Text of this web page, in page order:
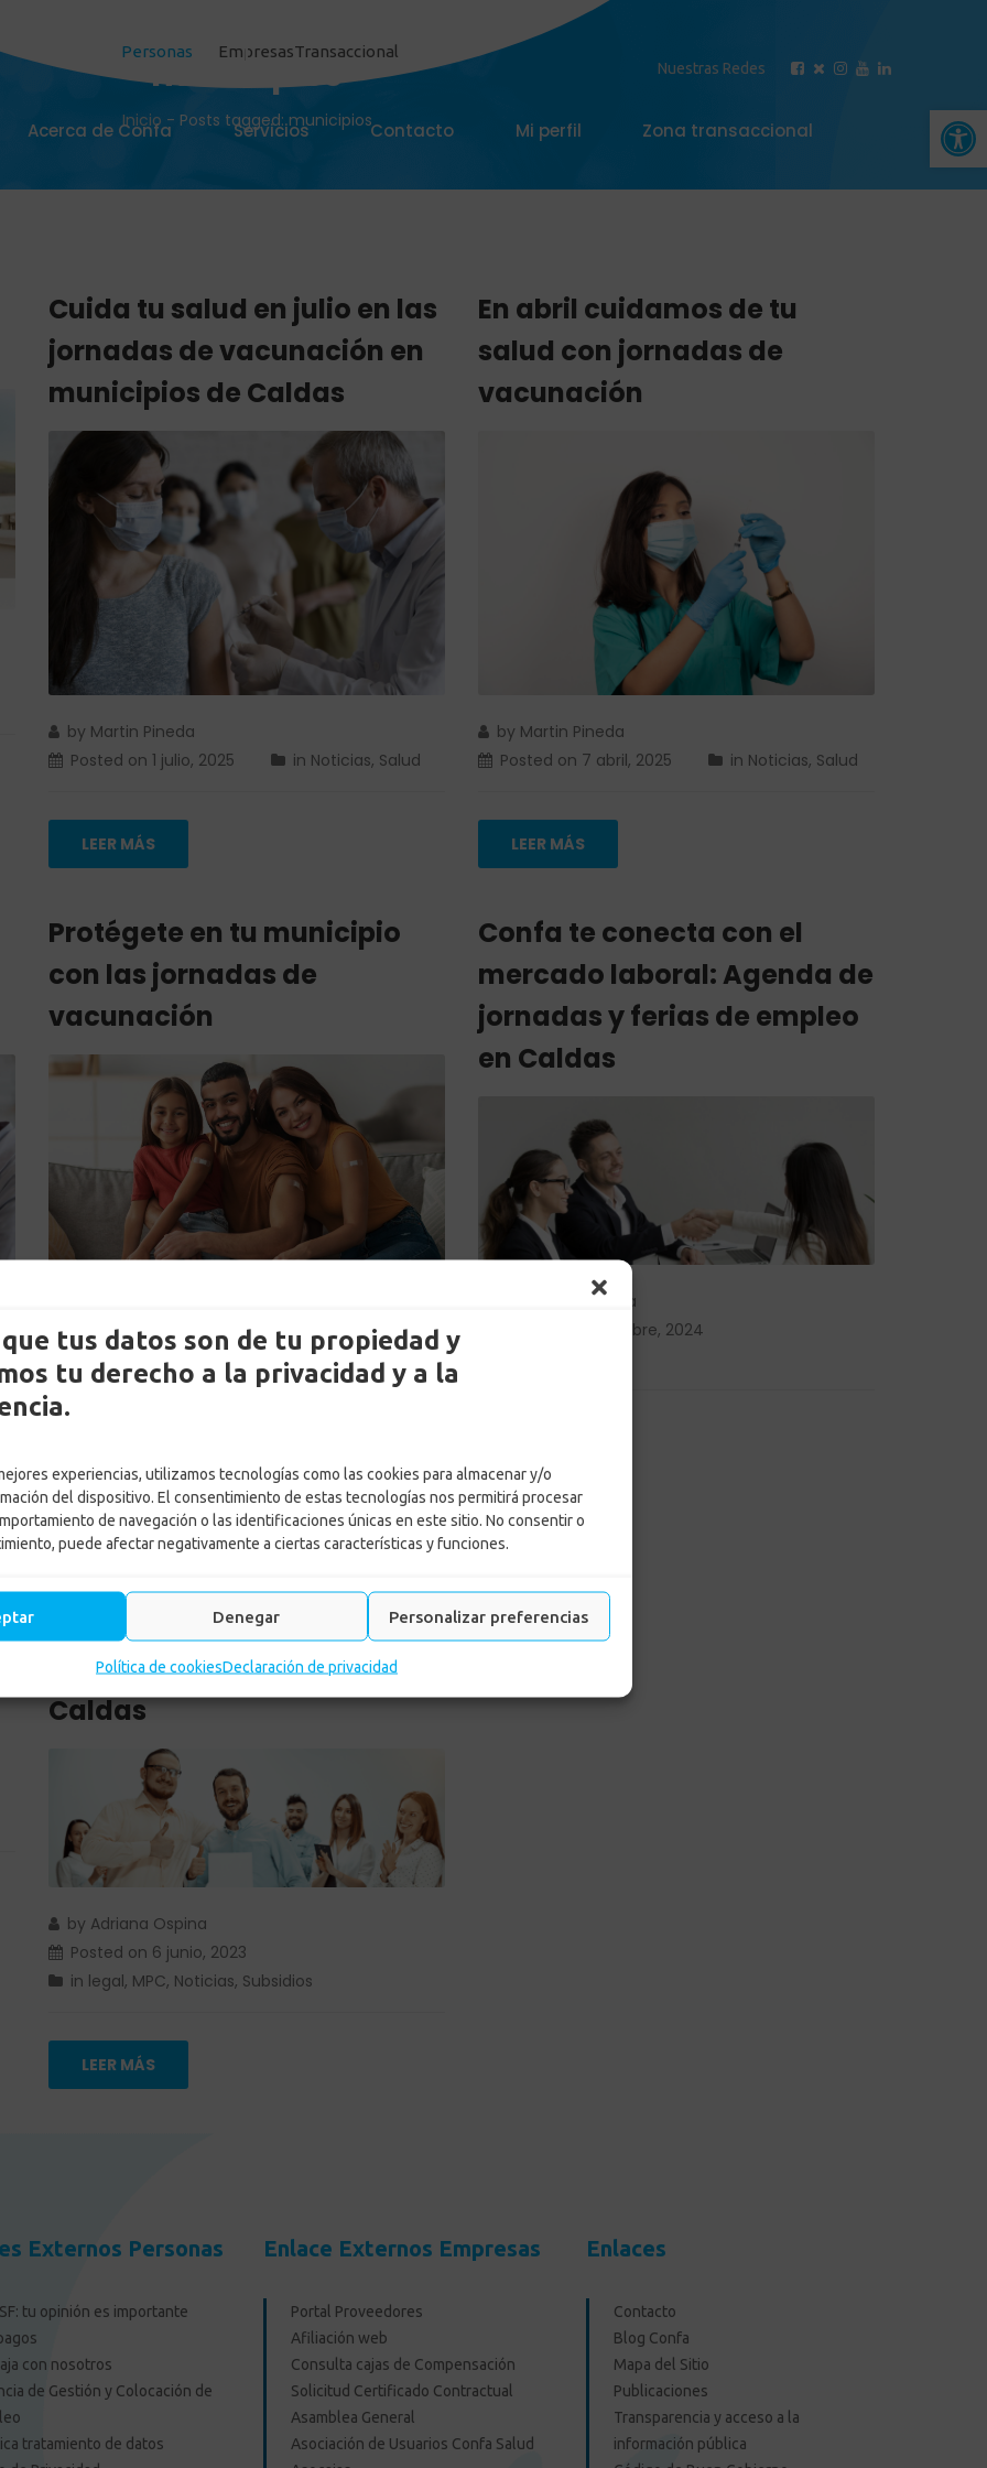
Abrir
tus datos son de tu propiedad y
tu derecho a la privacidad y a la
experiencias, utilizamos tecnologías como las cookies para almacenar y/o
del dispositivo. El consentimiento de estas tecnologías nos permitirá procesar
de navegación o las identificaciones únicas en este sitio. No consentir o
puede afectar negativamente a ciertas características y funciones.
Denegar Personalizar preferencias
Política de cookiesDeclaración de privacidad
Personas EmpresasTransaccional
Nuestras Redes
Acerca de Confa Servicios Contacto Mi perfil Zona transaccional
municipios
Inicio - Posts tagged: municipios
Cuida tu salud en julio en las
jornadas de vacunación en
municipios de Caldas
by Martin Pineda
Posted on 1 julio, 2025 in Noticias, Salud
LEER MÁS
En abril cuidamos de tu
salud con jornadas de
vacunación
by Martin Pineda
Posted on 7 abril, 2025 in Noticias, Salud
LEER MÁS
Protégete en tu municipio
con las jornadas de
vacunación
Posted on21 enero, 2025
in Noticias,Salud ,Subsidios
Confa te conecta con el
mercado laboral: Agenda de
jornadas y ferias de empleo
en Caldas
Adriana Ospina
8 octubre, 2024
Jornadas de empleabilidad
del Mecanismo de
Protección al Cesante en
Caldas
by Adriana Ospina
Posted on 6 junio, 2023
in legal, MPC, Noticias, Subsidios
LEER MÁS
Externos Personas
tu opinión es importante
con nosotros
de Gestión y Colocación de
tratamiento de datos
Enlace Externos Empresas
Portal Proveedores
Afiliación web
Consulta cajas de Compensación
Solicitud Certificado Contractual
Asamblea General
Asociación de Usuarios Confa Salud
Enlaces
Contacto
Blog Confa
Mapa del Sitio
Publicaciones
Transparencia y acceso a la
información pública